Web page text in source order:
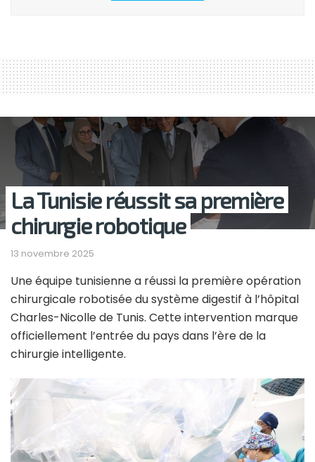
La Tunisie réussit sa première
chirurgie robotique
13 novembre 2025
Une équipe tunisienne a réussi la première opération
chirurgicale robotisée du système digestif à l’hôpital
Charles-Nicolle de Tunis. Cette intervention marque
officiellement l’entrée du pays dans l’ère de la
chirurgie intelligente.